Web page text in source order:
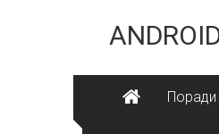
content
Поради